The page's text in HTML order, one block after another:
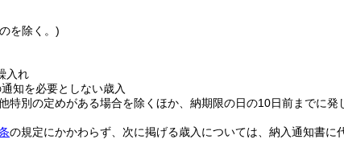
を除く。)
入れ
知を必要としない歳入
特別の定めがある場合を除くほか、納期限の日の10日前までに発
の規定にかかわらず、次に掲げる歳入については、納入通知書